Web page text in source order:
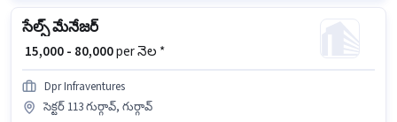
సేల్స్ మేనేజర్
₹ 15,000 - 80,000per నెల *
Dpr Infraventures
సెక్టర్ 113 గుర్గావ్, గుర్గావ్